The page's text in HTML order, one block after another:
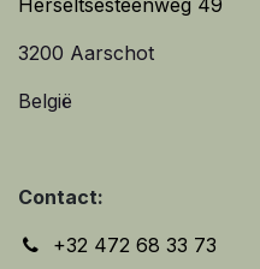
Herseltsesteenweg 49
3200 Aarschot
België
Contact:
+32 472 68 33 73